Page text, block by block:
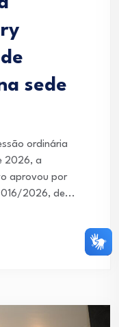
sede
ordinária
2026, a
aprovou por
016/2026, de...